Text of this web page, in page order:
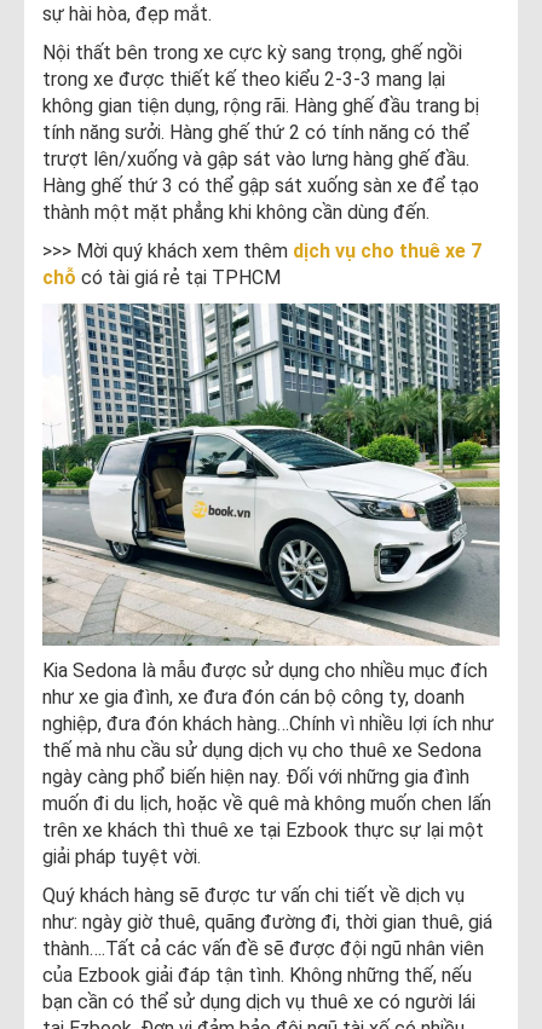
sự hài hòa, đẹp mắt.
Nội thất bên trong xe cực kỳ sang trọng, ghế ngồi
trong xe được thiết kế theo kiểu 2-3-3 mang lại
không gian tiện dụng, rộng rãi. Hàng ghế đầu trang bị
tính năng sưởi. Hàng ghế thứ 2 có tính năng có thể
trượt lên/xuống và gập sát vào lưng hàng ghế đầu.
Hàng ghế thứ 3 có thể gập sát xuống sàn xe để tạo
thành một mặt phẳng khi không cần dùng đến.
>>> Mời quý khách xem thêm dịch vụ cho thuê xe 7
chỗ có tài giá rẻ tại TPHCM
Kia Sedona là mẫu được sử dụng cho nhiều mục đích
như xe gia đình, xe đưa đón cán bộ công ty, doanh
nghiệp, đưa đón khách hàng…Chính vì nhiều lợi ích như
thế mà nhu cầu sử dụng dịch vụ cho thuê xe Sedona
ngày càng phổ biến hiện nay. Đối với những gia đình
muốn đi du lịch, hoặc về quê mà không muốn chen lấn
trên xe khách thì thuê xe tại Ezbook thực sự lại một
giải pháp tuyệt vời.
Quý khách hàng sẽ được tư vấn chi tiết về dịch vụ
như: ngày giờ thuê, quãng đường đi, thời gian thuê, giá
thành….Tất cả các vấn đề sẽ được đội ngũ nhân viên
của Ezbook giải đáp tận tình. Không những thế, nếu
bạn cần có thể sử dụng dịch vụ thuê xe có người lái